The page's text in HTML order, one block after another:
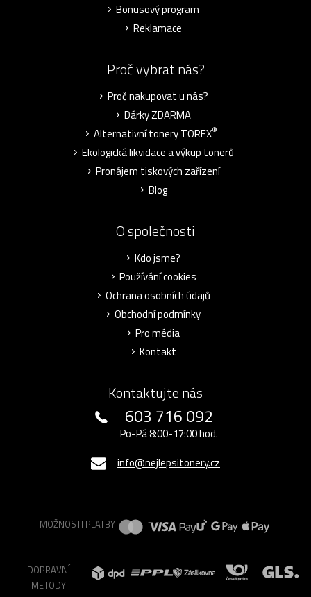
Bonusový program
Reklamace
Proč vybrat nás?
Proč nakupovat u nás?
Dárky ZDARMA
Alternativní tonery TOREX®
Ekologická likvidace a výkup tonerů
Pronájem tiskových zařízení
Blog
O společnosti
Kdo jsme?
Používání cookies
Ochrana osobních údajů
Obchodní podmínky
Pro média
Kontakt
Kontaktujte nás
603 716 092
Po-Pá 8:00-17:00 hod.
info@nejlepsitonery.cz
MOŽNOSTI PLATBY
DOPRAVNÍ
METODY